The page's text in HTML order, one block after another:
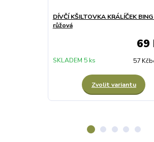
DÍVČÍ KŠILTOVKA KRÁLÍČEK
růžová
69
57 Kč
SKLADEM 5 ks
Zvolit variantu